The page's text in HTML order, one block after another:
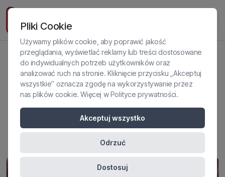
Nowe kierunki w terapii
zaburzeń odżywiania – dr
Jagoda Różycka prelegentką
NeuroPerspektyw 2026
Pliki Cookie
Używamy plików cookie, aby poprawić jakość
przeglądania, wyświetlać reklamy lub treści dostosowane
do indywidualnych potrzeb użytkowników oraz
analizować ruch na stronie. Kliknięcie przycisku „Akceptuj
wszystkie” oznacza zgodę na wykorzystywanie przez
nas plików cookie. Więcej wPolityce prywatności.
Akceptuj wszystko
Odrzuć
Dostosuj